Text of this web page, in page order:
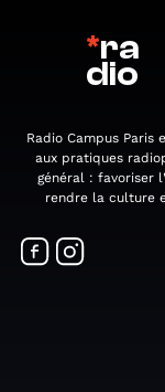
*ra
dio
Radio Campus Paris
aux pratiques
général : favoriser
rendre la culture